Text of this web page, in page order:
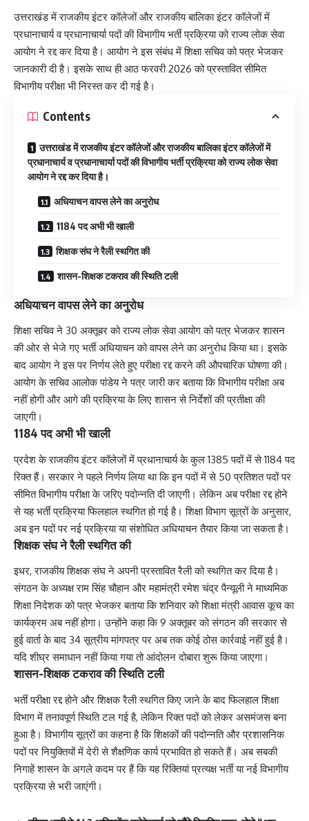
उत्तराखंड में राजकीय इंटर कॉलेजों और राजकीय बालिका इंटर कॉलेजों में
प्रधानाचार्य व प्रधानाचार्या पदों की विभागीय भर्ती प्रक्रिया को राज्य लोक सेवा
आयोग ने रद्द कर दिया है। आयोग ने इस संबंध में शिक्षा सचिव को पत्र भेजकर
जानकारी दी है। इसके साथ ही आठ फरवरी 2026 को प्रस्तावित सीमित
विभागीय परीक्षा भी निरस्त कर दी गई है।
Contents
उत्तराखंड में राजकीय इंटर कॉलेजों और राजकीय बालिका इंटर कॉलेजों में
प्रधानाचार्य व प्रधानाचार्या पदों की विभागीय भर्ती प्रक्रिया को राज्य लोक सेवा
आयोग ने रद्द कर दिया है।
अधियाचन वापस लेने का अनुरोध
1184 पद अभी भी खाली
शिक्षक संघ ने रैली स्थगित की
शासन-शिक्षक टकराव की स्थिति टली
अधियाचन वापस लेने का अनुरोध
शिक्षा सचिव ने 30 अक्तूबर को राज्य लोक सेवा आयोग को पत्र भेजकर शासन
की ओर से भेजे गए भर्ती अधियाचन को वापस लेने का अनुरोध किया था। इसके
बाद आयोग ने इस पर निर्णय लेते हुए परीक्षा रद्द करने की औपचारिक घोषणा की।
आयोग के सचिव आलोक पांडेय ने पत्र जारी कर बताया कि विभागीय परीक्षा अब
नहीं होगी और आगे की प्रक्रिया के लिए शासन से निर्देशों की प्रतीक्षा की
जाएगी।
1184 पद अभी भी खाली
प्रदेश के राजकीय इंटर कॉलेजों में प्रधानाचार्य के कुल 1385 पदों में से 1184 पद
रिक्त हैं। सरकार ने पहले निर्णय लिया था कि इन पदों में से 50 प्रतिशत पदों पर
सीमित विभागीय परीक्षा के जरिए पदोन्नति दी जाएगी। लेकिन अब परीक्षा रद्द होने
से यह भर्ती प्रक्रिया फिलहाल स्थगित हो गई है। शिक्षा विभाग सूत्रों के अनुसार,
अब इन पदों पर नई प्रक्रिया या संशोधित अधियाचन तैयार किया जा सकता है।
शिक्षक संघ ने रैली स्थगित की
इधर, राजकीय शिक्षक संघ ने अपनी प्रस्तावित रैली को स्थगित कर दिया है।
संगठन के अध्यक्ष राम सिंह चौहान और महामंत्री रमेश चंद्र पैन्यूली ने माध्यमिक
शिक्षा निदेशक को पत्र भेजकर बताया कि शनिवार को शिक्षा मंत्री आवास कूच का
कार्यक्रम अब नहीं होगा। उन्होंने कहा कि 9 अक्तूबर को संगठन की सरकार से
हुई वार्ता के बाद 34 सूत्रीय मांगपत्र पर अब तक कोई ठोस कार्रवाई नहीं हुई है।
यदि शीघ्र समाधान नहीं किया गया तो आंदोलन दोबारा शुरू किया जाएगा।
शासन-शिक्षक टकराव की स्थिति टली
भर्ती परीक्षा रद्द होने और शिक्षक रैली स्थगित किए जाने के बाद फिलहाल शिक्षा
विभाग में तनावपूर्ण स्थिति टल गई है, लेकिन रिक्त पदों को लेकर असमंजस बना
हुआ है। विभागीय सूत्रों का कहना है कि शिक्षकों की पदोन्नति और प्रशासनिक
पदों पर नियुक्तियों में देरी से शैक्षणिक कार्य प्रभावित हो सकते हैं। अब सबकी
निगाहें शासन के अगले कदम पर हैं कि यह रिक्तियां प्रत्यक्ष भर्ती या नई विभागीय
प्रक्रिया से भरी जाएंगी।